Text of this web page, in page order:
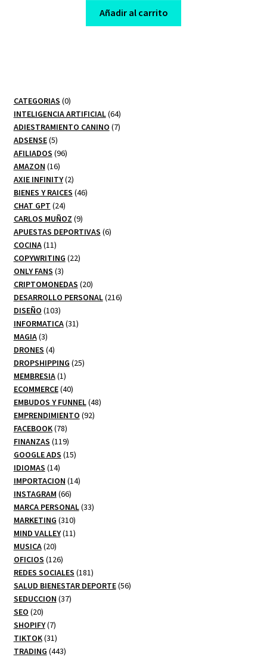
was:
$ 147,00.
is:
$ 7,00.
Añadir al carrito
CATEGORIAS 00
productos
INTELIGENCIA ARTIFICIAL 6464
productos
ADIESTRAMIENTO CANINO 77
ADSENSE 55
productos
AFILIADOS 9696
AMAZON 1616
productos
AXIE INFINITY 22
productos
BIENES Y RAICES 4646
CHAT GPT 2424
productos
CARLOS MUÑOZ 99
productos
APUESTAS DEPORTIVAS 66
COCINA 1111
productos
COPYWRITING 2222
ONLY FANS 33
productos
CRIPTOMONEDAS 2020
productos
DESARROLLO PERSONAL 216216
DISEÑO 103103
productos
INFORMATICA 3131
MAGIA 33
productos
DRONES 44
productos
DROPSHIPPING 2525
MEMBRESIA 11
producto
ECOMMERCE 4040
productos
EMBUDOS Y FUNNEL 4848
EMPRENDIMIENTO 9292
FACEBOOK 7878
productos
FINANZAS 119119
productos
GOOGLE ADS 1515
IDIOMAS 1414
productos
IMPORTACION 1414
INSTAGRAM 6666
productos
MARCA PERSONAL 3333
MARKETING 310310
productos
MIND VALLEY 1111
MUSICA 2020
productos
OFICIOS 126126
productos
REDES SOCIALES 181181
productos
SALUD BIENESTAR DEPORTE 5656
SEDUCCION 3737
SEO 2020
productos
SHOPIFY 77
productos
TIKTOK 3131
productos
TRADING 443443